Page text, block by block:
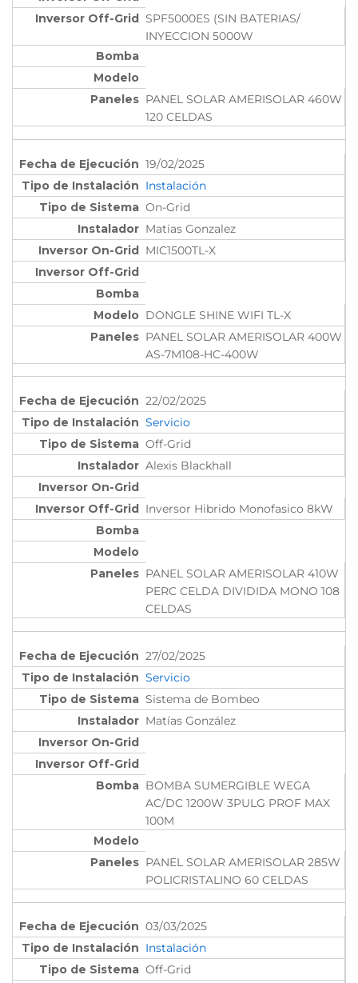
SPF5000ES (SIN BATERIAS/
INYECCION 5000W
PANEL SOLAR AMERISOLAR 460W
120 CELDAS
19/02/2025
Instalación
On-Grid
Matias Gonzalez
MIC1500TL-X
DONGLE SHINE WIFI TL-X
PANEL SOLAR AMERISOLAR 400W
AS-7M108-HC-400W
22/02/2025
Servicio
Off-Grid
Alexis Blackhall
Inversor Hibrido Monofasico 8kW
PANEL SOLAR AMERISOLAR 410W
PERC CELDA DIVIDIDA MONO 108
CELDAS
27/02/2025
Servicio
Sistema de Bombeo
Matías González
BOMBA SUMERGIBLE WEGA
AC/DC 1200W 3PULG PROF MAX
100M
PANEL SOLAR AMERISOLAR 285W
POLICRISTALINO 60 CELDAS
03/03/2025
Instalación
Off-Grid